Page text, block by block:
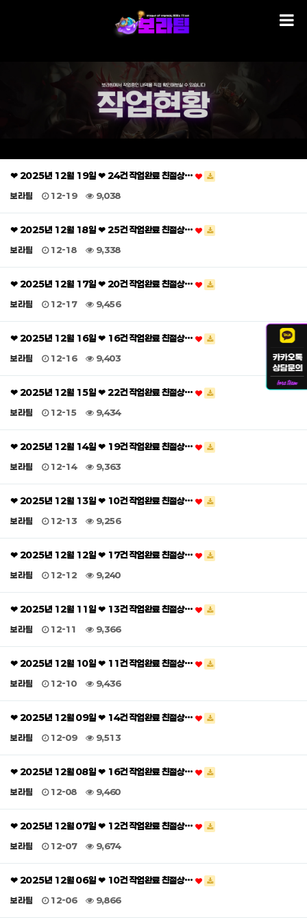
❤ 2025년 12월 19일 ❤ 24건 작업완료 친절상…
보라팀 12-19 9,038
❤ 2025년 12월 18일 ❤ 25건 작업완료 친절상…
보라팀 12-18 9,338
❤ 2025년 12월 17일 ❤ 20건 작업완료 친절상…
보라팀 12-17 9,456
❤ 2025년 12월 16일 ❤ 16건 작업완료 친절상…
보라팀 12-16 9,403
❤ 2025년 12월 15일 ❤ 22건 작업완료 친절상…
보라팀 12-15 9,434
❤ 2025년 12월 14일 ❤ 19건 작업완료 친절상…
보라팀 12-14 9,363
❤ 2025년 12월 13일 ❤ 10건 작업완료 친절상…
보라팀 12-13 9,256
❤ 2025년 12월 12일 ❤ 17건 작업완료 친절상…
보라팀 12-12 9,240
❤ 2025년 12월 11일 ❤ 13건 작업완료 친절상…
보라팀 12-11 9,366
❤ 2025년 12월 10일 ❤ 11건 작업완료 친절상…
보라팀 12-10 9,436
❤ 2025년 12월 09일 ❤ 14건 작업완료 친절상…
보라팀 12-09 9,513
❤ 2025년 12월 08일 ❤ 16건 작업완료 친절상…
보라팀 12-08 9,460
❤ 2025년 12월 07일 ❤ 12건 작업완료 친절상…
보라팀 12-07 9,674
❤ 2025년 12월 06일 ❤ 10건 작업완료 친절상…
보라팀 12-06 9,866